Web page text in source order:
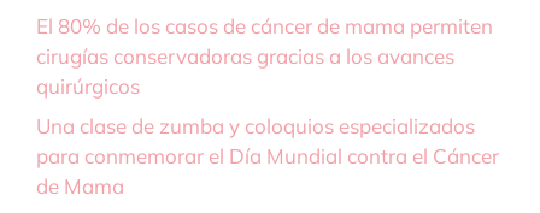
El 80% de los casos de cáncer de mama permiten
cirugías conservadoras gracias a los avances
quirúrgicos
Una clase de zumba y coloquios especializados
para conmemorar el Día Mundial contra el Cáncer
de Mama